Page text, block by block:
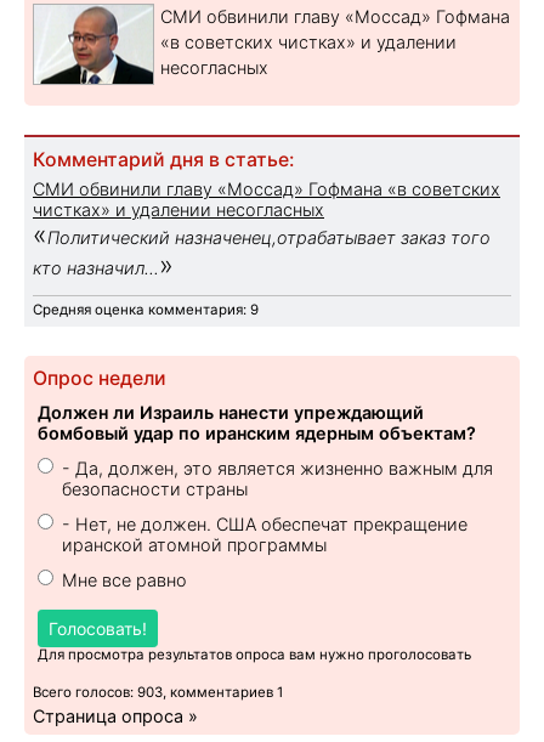
СМИ обвинили главу «Моссад» Гофмана
«в советских чистках» и удалении
несогласных
Комментарий дня в статье:
СМИ обвинили главу «Моссад» Гофмана «в советских
чистках» и удалении несогласных
«Политический назначенец,отрабатывает заказ того
кто назначил... »
Средняя оценка комментария: 9
Опрос недели
Должен ли Израиль нанести упреждающий
бомбовый удар по иранским ядерным объектам?
- Да, должен, это является жизненно важным для
безопасности страны
- Нет, не должен. США обеспечат прекращение
иранской атомной программы
Мне все равно
Голосовать!
Для просмотра результатов опроса вам нужно проголосовать
Всего голосов: 903, комментариев 1
Страница опроса »